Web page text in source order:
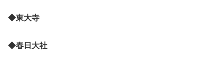
◆東大寺
◆春日大社